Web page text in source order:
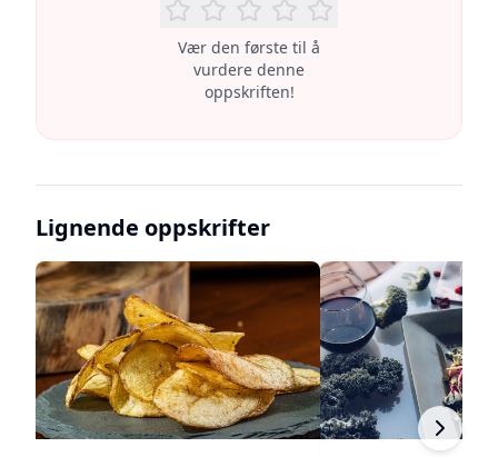
Vær den første til å
vurdere denne
oppskriften!
Lignende oppskrifter